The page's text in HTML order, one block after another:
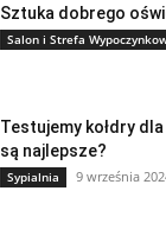
Sztuka dobrego
Salon i Strefa
Testujemy kołdry
są najlepsze?
Sypialnia 9 września